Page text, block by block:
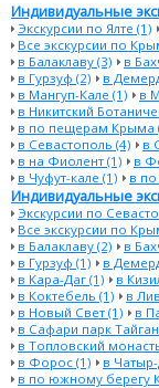
Индивидуальные
Экскурсии по Ялте (1)
Все экскурсии по
в Балаклаву (3)
в
в Гурзуф (2)
в
в Мангуп-Кале (1)
в
в Никитский
в по пещерам Крыма
в Севастополь (4)
в
в на Фиолент (1)
в
в Чуфут-кале (1)
в
Индивидуальные
Экскурсии по
Все экскурсии по
в Балаклаву (2)
в
в Гурзуф (1)
в
в Кара-Даг (1)
в
в Коктебель (1)
в
в Новый Свет (1)
в
в Сафари парк
в Топловский
в Форос (1)
в
в по южному берегу